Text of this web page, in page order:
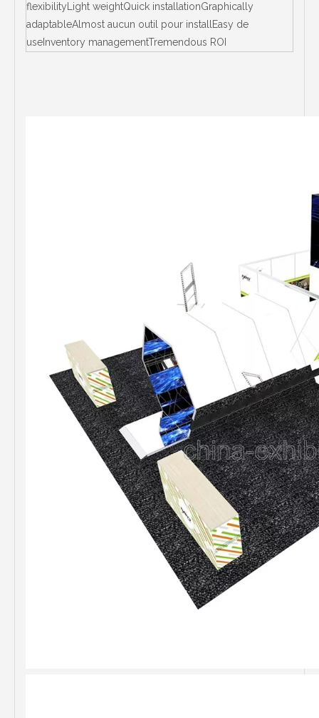
flexibilityLight weightQuick installationGraphically
adaptableAlmost aucun outil pour installEasy de
useInventory managementTremendous ROI